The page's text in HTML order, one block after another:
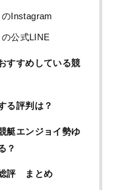
のInstagram
の公式LINE
すすめしている競
る評判は？
艇エンジョイ勢ゆ
？
総評 まとめ